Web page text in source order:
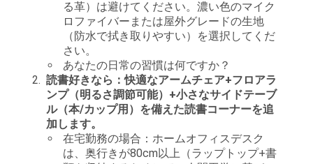
る革）は避けてください。濃い色のマイク
ロファイバーまたは屋外グレードの生地
（防水で拭き取りやすい）を選択してくだ
さい。
あなたの日常の習慣は何ですか？
読書好きなら：快適なアームチェア+フロアラ
ンプ（明るさ調節可能）+小さなサイドテーブ
ル（本/カップ用）を備えた読書コーナーを追
加します。
在宅勤務の場合：ホームオフィスデスク
は、奥行きが80cm以上（ラップトップ+書